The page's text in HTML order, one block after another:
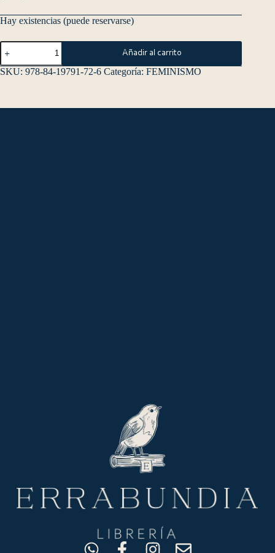
Hay existencias (puede reservarse)
Añadir al carrito
SKU: 978-84-19791-72-6 Categoría: FEMINISMO